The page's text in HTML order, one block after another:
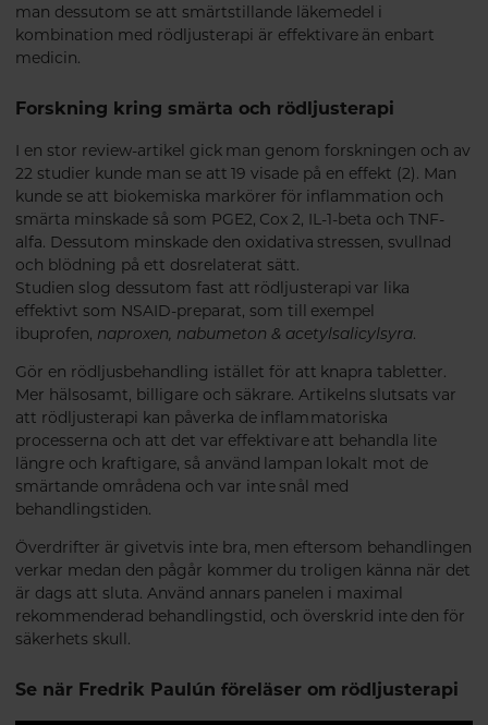
man dessutom se att smärtstillande läkemedel i
kombination med rödljusterapi är effektivare än enbart
medicin.
Forskning kring smärta och rödljusterapi
I en stor review-artikel gick man genom forskningen och av
22 studier kunde man se att 19 visade på en effekt (2). Man
kunde se att biokemiska markörer för inflammation och
smärta minskade så som PGE2, Cox 2, IL-1-beta och TNF-
alfa. Dessutom minskade den oxidativa stressen, svullnad
och blödning på ett dosrelaterat sätt.
Studien slog dessutom fast att rödljusterapi var lika
effektivt som NSAID-preparat, som till exempel
ibuprofen, naproxen, nabumeton & acetylsalicylsyra.
Gör en rödljusbehandling istället för att knapra tabletter.
Mer hälsosamt, billigare och säkrare. Artikelns slutsats var
att rödljusterapi kan påverka de inflammatoriska
processerna och att det var effektivare att behandla lite
längre och kraftigare, så använd lampan lokalt mot de
smärtande områdena och var inte snål med
behandlingstiden.
Överdrifter är givetvis inte bra, men eftersom behandlingen
verkar medan den pågår kommer du troligen känna när det
är dags att sluta. Använd annars panelen i maximal
rekommenderad behandlingstid, och överskrid inte den för
säkerhets skull.
Se när Fredrik Paulún föreläser om rödljusterapi